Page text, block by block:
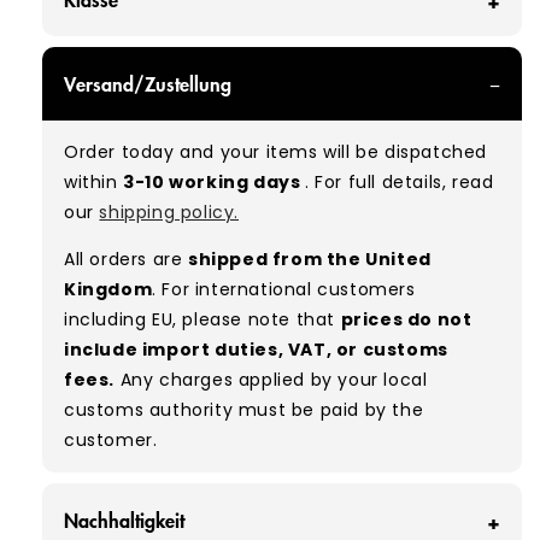
you can expect a mix of items in great and
good condition. Some will be defect-free, while
others will show signs of wear. There is no set
ratio between Grade A and Grade B items
included in our bales due to the nature of
used/vintage clothing.
Versand/Zustellung
Order today and your items will be dispatched
within 3-10 working days. For full details, read
ourshipping policy.
All orders are shipped from the United
Kingdom. For international customers
including EU, please note that prices do not
include import duties, VAT, or customs
fees. Any charges applied by your local
customs authority must be paid by the
customer.
Nachhaltigkeit